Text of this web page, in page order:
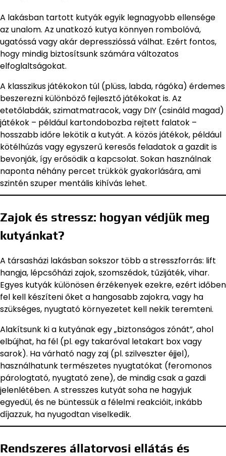
A lakásban tartott kutyák egyik legnagyobb ellensége
az unalom. Az unatkozó kutya könnyen rombolóvá,
ugatóssá vagy akár depresszióssá válhat. Ezért fontos,
hogy mindig biztosítsunk számára változatos
elfoglaltságokat.
A klasszikus játékokon túl (plüss, labda, rágóka) érdemes
beszerezni különböző fejlesztő játékokat is. Az
etetőlabdák, szimatmatracok, vagy DIY (csináld magad)
játékok – például kartondobozba rejtett falatok –
hosszabb időre lekötik a kutyát. A közös játékok, például
kötélhúzás vagy egyszerű keresős feladatok a gazdit is
bevonják, így erősödik a kapcsolat. Sokan használnak
naponta néhány percet trükkök gyakorlására, ami
szintén szuper mentális kihívás lehet.
Zajok és stressz: hogyan védjük meg
kutyánkat?
A társasházi lakásban sokszor több a stresszforrás: lift
hangja, lépcsőházi zajok, szomszédok, tűzijáték, vihar.
Egyes kutyák különösen érzékenyek ezekre, ezért időben
fel kell készíteni őket a hangosabb zajokra, vagy ha
szükséges, nyugtató környezetet kell nekik teremteni.
Alakítsunk ki a kutyának egy „biztonságos zónát”, ahol
elbújhat, ha fél (pl. egy takaróval letakart box vagy
sarok). Ha várható nagy zaj (pl. szilveszter éjjel),
használhatunk természetes nyugtatókat (feromonos
párologtató, nyugtató zene), de mindig csak a gazdi
jelenlétében. A stresszes kutyát soha ne hagyjuk
egyedül, és ne büntessük a félelmi reakcióit, inkább
díjazzuk, ha nyugodtan viselkedik.
Rendszeres állatorvosi ellátás és